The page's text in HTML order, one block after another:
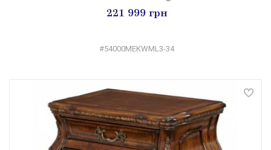
221 999 грн
#54000MEKWML3-34